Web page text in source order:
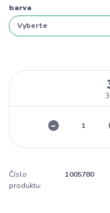
barva
Číslo
produktu:
1005780